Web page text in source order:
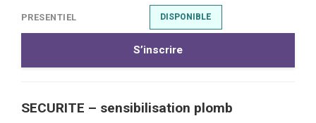
PRESENTIEL DISPONIBLE
S’inscrire
SECURITE – sensibilisation plomb